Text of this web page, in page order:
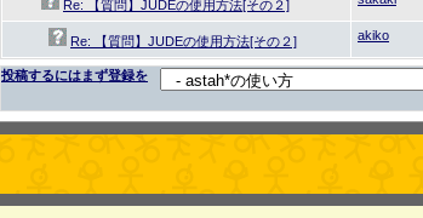
Re: 【質問】JUDEの使用方法[その２]
Re: 【質問】JUDEの使用方法[その２] akiko
投稿するにはまず登録を